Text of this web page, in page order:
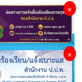
×
×